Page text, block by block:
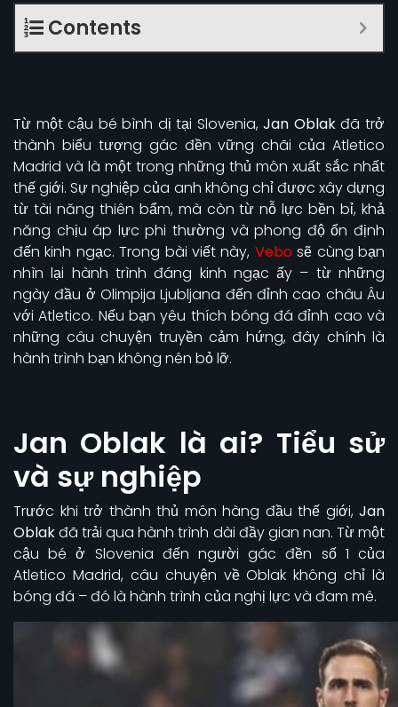
Contents
Từ một cậu bé bình dị tại Slovenia,Jan Oblakđã trở
thành biểu tượng gác đền vững chãi của Atletico
Madrid và là một trong những thủ môn xuất sắc nhất
thế giới. Sự nghiệp của anh không chỉ được xây dựng
từ tài năng thiên bẩm, mà còn từ nỗ lực bền bỉ, khả
năng chịu áp lực phi thường và phong độ ổn định
đến kinh ngạc. Trong bài viết này, Vebosẽ cùng bạn
nhìn lại hành trình đáng kinh ngạc ấy – từ những
ngày đầu ở Olimpija Ljubljana đến đỉnh cao châu Âu
với Atletico. Nếu bạn yêu thích bóng đá đỉnh cao và
những câu chuyện truyền cảm hứng, đây chính là
hành trình bạn không nên bỏ lỡ.
Jan Oblak là ai? Tiểu sử
và sự nghiệp
Trước khi trở thành thủ môn hàng đầu thế giới, Jan
Oblakđã trải qua hành trình dài đầy gian nan. Từ một
cậu bé ở Slovenia đến người gác đền số 1 của
Atletico Madrid, câu chuyện về Oblak không chỉ là
bóng đá – đó là hành trình của nghị lực và đam mê.